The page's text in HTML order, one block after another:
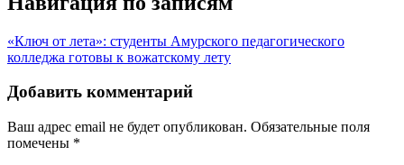
«Ключ от лета»: студенты Амурского педагогического
колледжа готовы к вожатскому лету
Добавить комментарий
Ваш адрес email не будет опубликован. Обязательные поля
помечены *